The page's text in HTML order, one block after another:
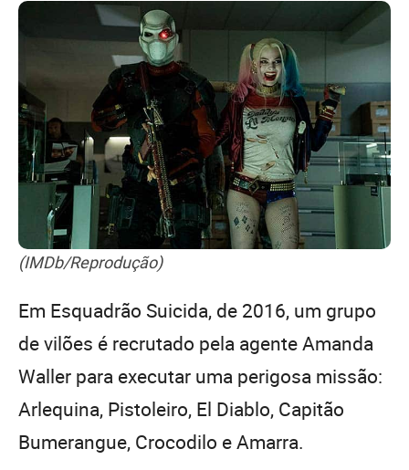
(IMDb/Reprodução)
Em Esquadrão Suicida, de 2016, um grupo
de vilões é recrutado pela agente Amanda
Waller para executar uma perigosa missão:
Arlequina, Pistoleiro, El Diablo, Capitão
Bumerangue, Crocodilo e Amarra.